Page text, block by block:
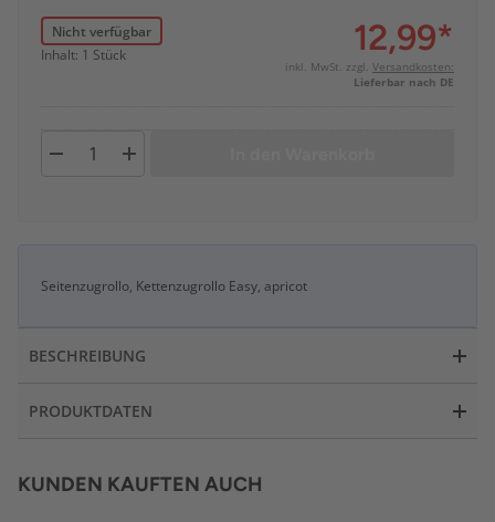
Nicht verfügbar
Inhalt: 1 Stück
12,99*
inkl. MwSt. zzgl. Versandkosten:
Lieferbar nach DE
Seitenzugrollo, Kettenzugrollo Easy, apricot
BESCHREIBUNG
PRODUKTDATEN
KUNDEN KAUFTEN AUCH